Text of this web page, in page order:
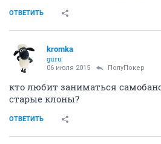
ОТВЕТИТЬ
kromka
guru
06 июля 2015 ПолуПокер
кто любит заниматься
старые клоны?
ОТВЕТИТЬ